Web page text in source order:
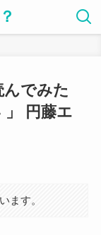
でみた
」 円藤エ
ます。